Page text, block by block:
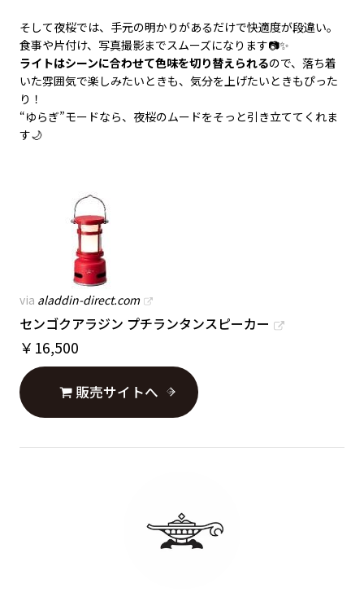
そして夜桜では、手元の明かりがあるだけで快適度が段違い。
食事や片付け、写真撮影までスムーズになります📷✨
ライトはシーンに合わせて色味を切り替えられるので、落ち着
いた雰囲気で楽しみたいときも、気分を上げたいときもぴった
り！
“ゆらぎ”モードなら、夜桜のムードをそっと引き立ててくれま
す🌙
via aladdin-direct.com
センゴクアラジン プチランタンスピーカー
￥ 16,500
販売サイトへ